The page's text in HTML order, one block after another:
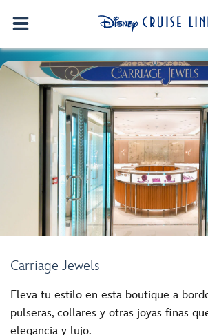
Carriage Jewels
Eleva tu estilo en esta boutique a
pulseras, collares y otras joyas finas
elegancia y lujo.